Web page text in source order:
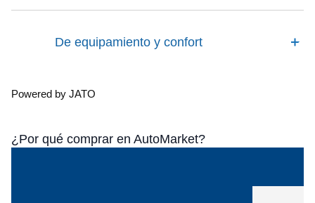
De equipamiento y confort
Powered by JATO
¿Por qué comprar en AutoMarket?